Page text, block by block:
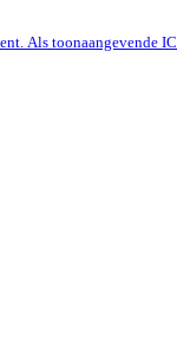
Als toonaangevende